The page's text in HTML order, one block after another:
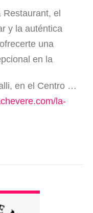
el
y la auténtica
una
en la
piso 2. Mérida - Edo. Mérida. Venezuela
la-